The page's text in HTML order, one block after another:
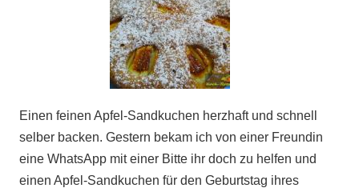
Einen feinen Apfel-Sandkuchen herzhaft und schnell
selber backen. Gestern bekam ich von einer Freundin
eine WhatsApp mit einer Bitte ihr doch zu helfen und
einen Apfel-Sandkuchen für den Geburtstag ihres